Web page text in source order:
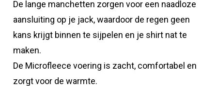
De lange manchetten zorgen voor een naadloze
aansluiting op je jack, waardoor de regen geen
kans krijgt binnen te sijpelen en je shirt nat te
maken.
De Microfleece voering is zacht, comfortabel en
zorgt voor de warmte.